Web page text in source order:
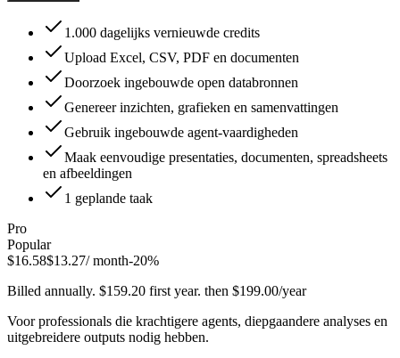
1.000 dagelijks vernieuwde credits
Upload Excel, CSV, PDF en documenten
Doorzoek ingebouwde open databronnen
Genereer inzichten, grafieken en samenvattingen
Gebruik ingebouwde agent-vaardigheden
Maak eenvoudige presentaties, documenten, spreadsheets
en afbeeldingen
1 geplande taak
Pro
Popular
$16.58$13.27/ month-20%
Billed annually. $159.20 first year. then $199.00/year
Voor professionals die krachtigere agents, diepgaandere analyses en
uitgebreidere outputs nodig hebben.